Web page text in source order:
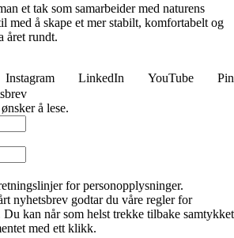
et tak som samarbeider med naturens
med å skape et mer stabilt, komfortabelt og
året rundt.
Instagram LinkedIn YouTube
å lese.
for personopplysninger.
nyhetsbrev godtar du våre regler for
kan når som helst trekke tilbake samtykket
med ett klikk.